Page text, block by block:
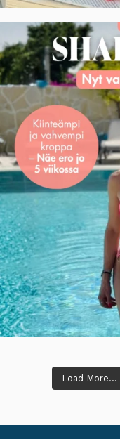
Load More...